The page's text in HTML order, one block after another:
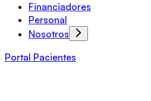
Financiadores
Personal
Nosotros
Portal Pacientes